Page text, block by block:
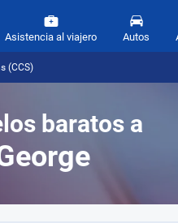
Asistencia al viajero Autos
(CCS)
baratos a